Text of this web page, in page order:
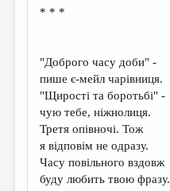
ОТ РЕДАКЦИИ
ЭССЕИСТИКА
ЛИТЕРАТУРОВЕДЕНИЕ
КУЛЬТУРОВЕДЕНИЕ
ПУБЛИЦИСТИКА
РЕЦЕНЗИРОВАНИЕ
* * *
"Доброго часу доби" -
пише є-мейл чарівниця.
"Щирості та боротьбі" -
чую тебе, ніжнолиця.
Третя опівночі. Тож
я відповім не одразу.
Часу повільного вздовж
буду любить твою фразу.